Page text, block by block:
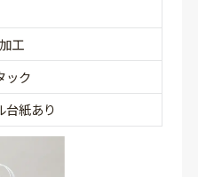
工
ック
台紙あり